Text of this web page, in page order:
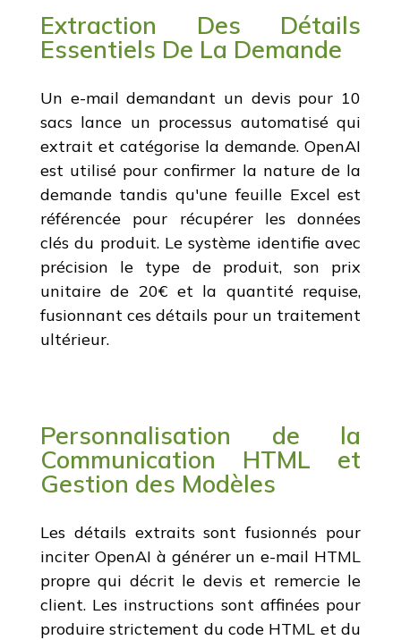
Extraction Des Détails
Essentiels De La Demande
Un e-mail demandant un devis pour 10
sacs lance un processus automatisé qui
extrait et catégorise la demande. OpenAI
est utilisé pour confirmer la nature de la
demande tandis qu'une feuille Excel est
référencée pour récupérer les données
clés du produit. Le système identifie avec
précision le type de produit, son prix
unitaire de 20€ et la quantité requise,
fusionnant ces détails pour un traitement
ultérieur.
Personnalisation de la
Communication HTML et
Gestion des Modèles
Les détails extraits sont fusionnés pour
inciter OpenAI à générer un e-mail HTML
propre qui décrit le devis et remercie le
client. Les instructions sont affinées pour
produire strictement du code HTML et du